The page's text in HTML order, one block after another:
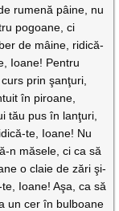
rumenă pâine, nu
pogoane, ci
de mâine, ridică-
Ioane! Pentru
prin şanţuri,
în piroane,
tău pus în lanţuri,
te, Ioane! Nu
n măsele, ci ca să
o claie de zări şi-
Ioane! Aşa, ca să
un cer în bulboane